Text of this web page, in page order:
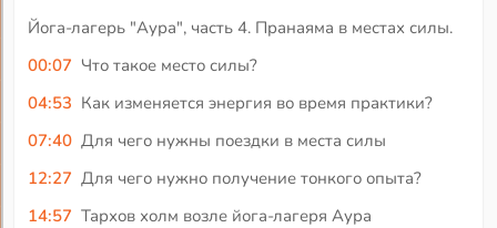
Йога-лагерь "Аура", часть 4. Пранаяма в местах силы.
00:07 Что такое место силы?
04:53 Как изменяется энергия во время практики?
07:40 Для чего нужны поездки в места силы
12:27 Для чего нужно получение тонкого опыта?
14:57 Тархов холм возле йога-лагеря Аура